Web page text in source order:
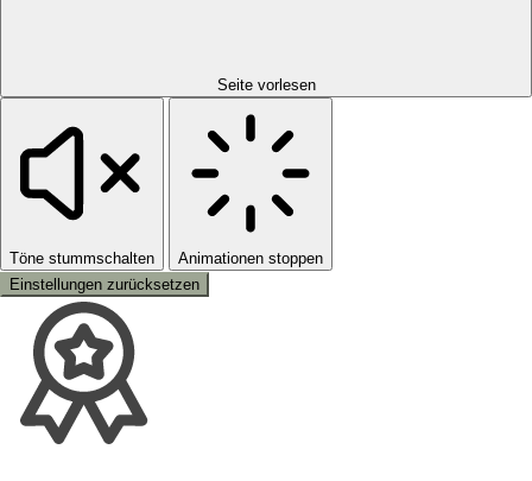
Seite vorlesen
Töne stummschalten
Animationen stoppen
Einstellungen zurücksetzen